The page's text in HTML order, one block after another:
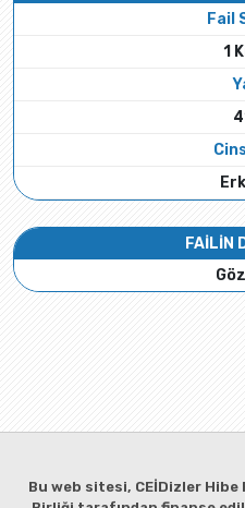
Fail
1
FAİLİN
Bu web sitesi, CEİDizler Hibe